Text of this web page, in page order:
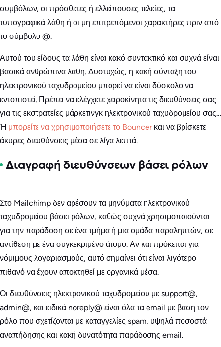
συμβόλων, οι πρόσθετες ή ελλείπουσες τελείες, τα
τυπογραφικά λάθη ή οι μη επιτρεπόμενοι χαρακτήρες πριν από
το σύμβολο @.
Αυτού του είδους τα λάθη είναι κακό συντακτικό και συχνά είναι
βασικά ανθρώπινα λάθη. Δυστυχώς, η κακή σύνταξη του
ηλεκτρονικού ταχυδρομείου μπορεί να είναι δύσκολο να
εντοπιστεί. Πρέπει να ελέγχετε χειροκίνητα τις διευθύνσεις σας
για τις εκστρατείες μάρκετινγκ ηλεκτρονικού ταχυδρομείου σας…
Ή μπορείτε να χρησιμοποιήσετε το Bouncer και να βρίσκετε
άκυρες διευθύνσεις μέσα σε λίγα λεπτά.
Διαγραφή διευθύνσεων βάσει ρόλων
Στο Mailchimp δεν αρέσουν τα μηνύματα ηλεκτρονικού
ταχυδρομείου βάσει ρόλων, καθώς συχνά χρησιμοποιούνται
για την παράδοση σε ένα τμήμα ή μια ομάδα παραληπτών, σε
αντίθεση με ένα συγκεκριμένο άτομο. Αν και πρόκειται για
νόμιμους λογαριασμούς, αυτό σημαίνει ότι είναι λιγότερο
πιθανό να έχουν αποκτηθεί με οργανικά μέσα.
Οι διευθύνσεις ηλεκτρονικού ταχυδρομείου με support@,
admin@, και ειδικά noreply@ είναι όλα τα email με βάση τον
ρόλο που σχετίζονται με καταγγελίες spam, υψηλά ποσοστά
αναπήδησης και κακή δυνατότητα παράδοσης email.